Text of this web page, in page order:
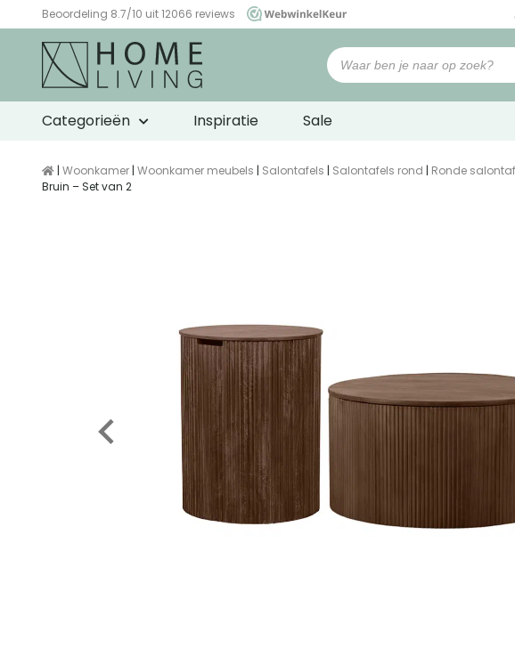
Beoordeling 8.7/10 uit 12066 reviews
WebwinkelKeur
Categorieën Inspiratie Sale
| Woonkamer | Woonkamer meubels | Salontafels | Salontafels rond | Ronde
Bruin – Set van 2